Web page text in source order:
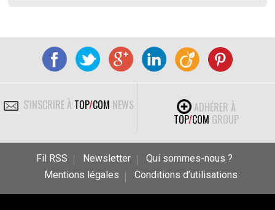
S'INSCRIRE À TOP/COM NEWS
ADHÉRER À
TOP/COM GROUP
Fil RSS Newsletter
Qui sommes-nous ?
Mentions légales
Conditions d’utilisations